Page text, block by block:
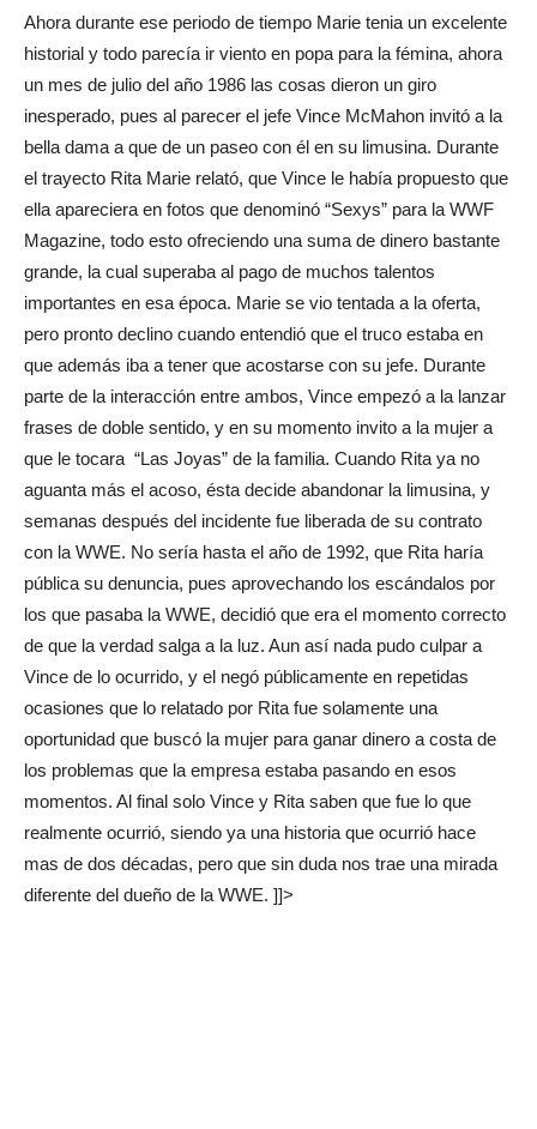
Ahora durante ese periodo de tiempo Marie tenia un excelente
historial y todo parecía ir viento en popa para la fémina, ahora
un mes de julio del año 1986 las cosas dieron un giro
inesperado, pues al parecer el jefe Vince McMahon invitó a la
bella dama a que de un paseo con él en su limusina. Durante
el trayecto Rita Marie relató, que Vince le había propuesto que
ella apareciera en fotos que denominó “Sexys” para la WWF
Magazine, todo esto ofreciendo una suma de dinero bastante
grande, la cual superaba al pago de muchos talentos
importantes en esa época. Marie se vio tentada a la oferta,
pero pronto declino cuando entendió que el truco estaba en
que además iba a tener que acostarse con su jefe. Durante
parte de la interacción entre ambos, Vince empezó a la lanzar
frases de doble sentido, y en su momento invito a la mujer a
que le tocara “Las Joyas” de la familia. Cuando Rita ya no
aguanta más el acoso, ésta decide abandonar la limusina, y
semanas después del incidente fue liberada de su contrato
con la WWE. No sería hasta el año de 1992, que Rita haría
pública su denuncia, pues aprovechando los escándalos por
los que pasaba la WWE, decidió que era el momento correcto
de que la verdad salga a la luz. Aun así nada pudo culpar a
Vince de lo ocurrido, y el negó públicamente en repetidas
ocasiones que lo relatado por Rita fue solamente una
oportunidad que buscó la mujer para ganar dinero a costa de
los problemas que la empresa estaba pasando en esos
momentos. Al final solo Vince y Rita saben que fue lo que
realmente ocurrió, siendo ya una historia que ocurrió hace
mas de dos décadas, pero que sin duda nos trae una mirada
diferente del dueño de la WWE. ]]>